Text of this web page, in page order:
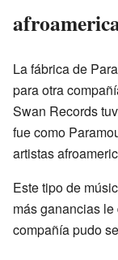
La fábrica de
para otra
Swan Records
fue como
artistas
Este tipo de
más ganancias
compañía pudo